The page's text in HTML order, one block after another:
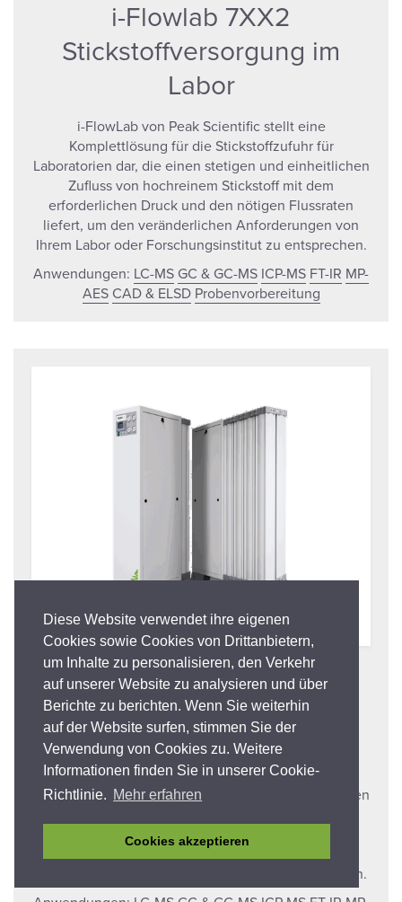
Diese Website verwendet ihre eigenen
Cookies sowie Cookies von Drittanbietern,
um Inhalte zu personalisieren, den Verkehr
auf unserer Website zu analysieren und über
Berichte zu berichten. Wenn Sie weiterhin
auf der Website surfen, stimmen Sie der
Verwendung von Cookies zu. Weitere
Informationen finden Sie in unserer Cookie-
Richtlinie. Mehr erfahren
Cookies akzeptieren
i-Flowlab 7XX2
Stickstoffversorgung im
Labor
i-FlowLab von Peak Scientific stellt eine
Komplettlösung für die Stickstoffzufuhr für
Laboratorien dar, die einen stetigen und einheitlichen
Zufluss von hochreinem Stickstoff mit dem
erforderlichen Druck und den nötigen Flussraten
liefert, um den veränderlichen Anforderungen von
Ihrem Labor oder Forschungsinstitut zu entsprechen.
Anwendungen: LC-MS GC & GC-MS ICP-MS FT-IR MP-
AES CAD & ELSD Probenvorbereitung
i-FlowLab 6XX1
Stickstoffgenerator
i-FlowLab von Peak Scientific stellt eine
Komplettlösung für die Stickstoffzufuhr für
Laboratorien dar, die einen stetigen und einheitlichen
erforderlichen Druck und den nötigen Flussraten
liefert, um den veränderlichen Anforderungen von
Ihrem Labor oder Forschungsinstitut zu entsprechen.